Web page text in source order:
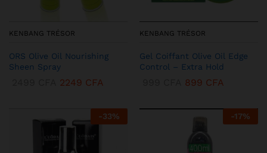
KENBANG TRÉSOR
ORS Olive Oil Nourishing
Sheen Spray
2249 CFA
KENBANG TRÉSOR
Gel Coiffant Olive Oil Edge
Control – Extra Hold
899 CFA
-33% -17%